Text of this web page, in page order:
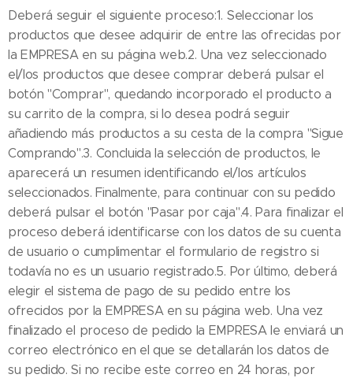
Deberá seguir el siguiente proceso:1. Seleccionar los
productos que desee adquirir de entre las ofrecidas por
la EMPRESA en su página web.2. Una vez seleccionado
el/los productos que desee comprar deberá pulsar el
botón "Comprar", quedando incorporado el producto a
su carrito de la compra, si lo desea podrá seguir
añadiendo más productos a su cesta de la compra "Sigue
Comprando".3. Concluida la selección de productos, le
aparecerá un resumen identificando el/los artículos
seleccionados. Finalmente, para continuar con su pedido
deberá pulsar el botón "Pasar por caja".4. Para finalizar el
proceso deberá identificarse con los datos de su cuenta
de usuario o cumplimentar el formulario de registro si
todavía no es un usuario registrado.5. Por último, deberá
elegir el sistema de pago de su pedido entre los
ofrecidos por la EMPRESA en su página web. Una vez
finalizado el proceso de pedido la EMPRESA le enviará un
correo electrónico en el que se detallarán los datos de
su pedido. Si no recibe este correo en 24 horas, por